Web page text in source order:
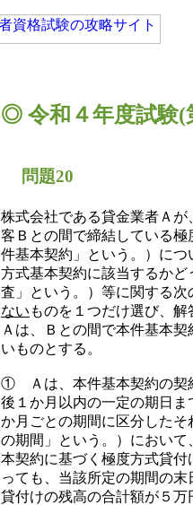
◎ 令和４年度試験(
問題20
株式会社である貸金業者Ａ
客Ｂとの間で締結している
件基本契約」という。）に
方式基本契約に該当するか
査」という。）等に関する
ない ものを１つだけ選び、解
Ａは、Ｂとの間で本件基本
いものとする。
① Ａは、本件基本契約の契
後１か月以内の一定の期日ま
か月ごとの期間に区分した
の期間」という。）におい
本契約に基づく極度方式貸
っても、当該所定の期間の
貸付けの残高の合計額が５